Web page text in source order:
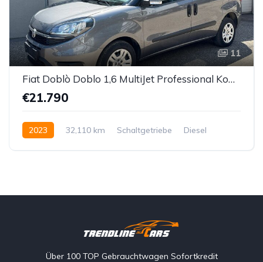
11
Fiat Doblò Doblo 1,6 MultiJet Professional Kombi / Family Van
€21.790
2023 32,110 km Schaltgetriebe
Diesel
Über 100 TOP Gebrauchtwagen Sofortkredit